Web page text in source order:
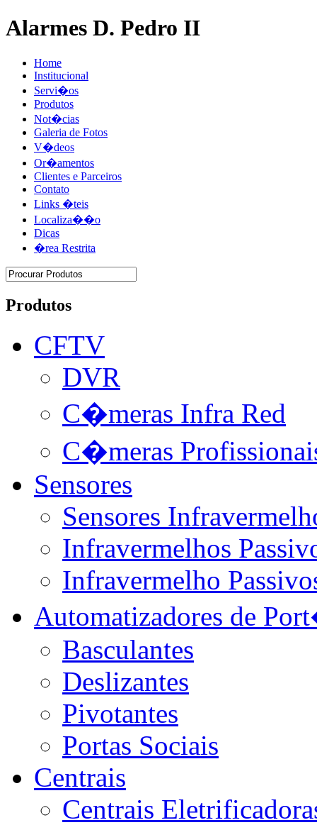
Alarmes D. Pedro II
Home
Institucional
Servi�os
Produtos
Not�cias
Galeria de Fotos
V�deos
Or�amentos
Clientes e Parceiros
Contato
Links �teis
Localiza��o
Dicas
�rea Restrita
Produtos
CFTV
DVR
C�meras Infra Red
C�meras
Sensores
Sensores
Infravermelhos
Infravermelho
Automatizadores de
Basculantes
Deslizantes
Pivotantes
Portas Sociais
Centrais
Centrais